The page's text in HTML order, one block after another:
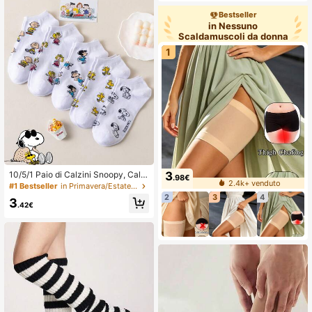
10/5/1 Paio di Calzini Snoopy, Calzi
ni Bianchi Corti con Motivo Cucciol
i, Regalo e Uso Quotidiano
#1 Bestseller in Primavera/Estate/Autunno Calzini alla caviglia
3.42€
Bestseller
in Nessuno
Scaldamuscoli da donna
1
3.98€
2.4k+ venduto
2
3 4